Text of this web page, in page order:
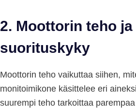
2. Moottorin teho ja
suorituskyky
Moottorin teho vaikuttaa siihen,
monitoimikone käsittelee eri
suurempi teho tarkoittaa